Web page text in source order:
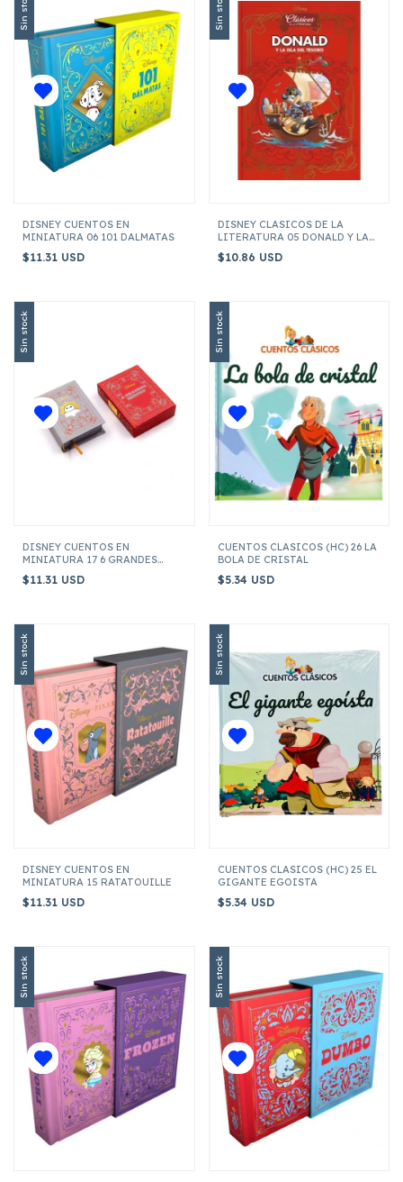
Sin stock
DISNEY CUENTOS EN
MINIATURA 06 101 DALMATAS
$11.31 USD
Sin stock
DISNEY CLASICOS DE LA
LITERATURA 05 DONALD Y LA
$10.86 USD
Sin stock
DISNEY CUENTOS EN
MINIATURA 17 6 GRANDES
$11.31 USD
Sin stock
CUENTOS CLASICOS (HC) 26 LA
BOLA DE CRISTAL
$5.34 USD
Sin stock
DISNEY CUENTOS EN
MINIATURA 15 RATATOUILLE
$11.31 USD
Sin stock
CUENTOS CLASICOS (HC) 25 EL
GIGANTE EGOISTA
$5.34 USD
Sin stock Sin stock